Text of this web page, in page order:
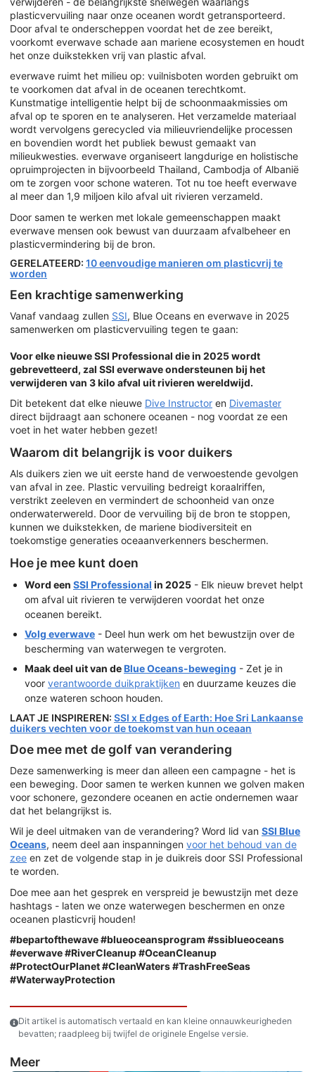
plasticvervuiling naar onze oceanen wordt getransporteerd.
Door afval te onderscheppen voordat het de zee bereikt,
voorkomt everwave schade aan mariene ecosystemen en houdt
het onze duikstekken vrij van plastic afval.
everwave ruimt het milieu op: vuilnisboten worden gebruikt om
te voorkomen dat afval in de oceanen terechtkomt.
Kunstmatige intelligentie helpt bij de schoonmaakmissies om
afval op te sporen en te analyseren. Het verzamelde materiaal
wordt vervolgens gerecycled via milieuvriendelijke processen
en bovendien wordt het publiek bewust gemaakt van
milieukwesties. everwave organiseert langdurige en holistische
opruimprojecten in bijvoorbeeld Thailand, Cambodja of Albanië
om te zorgen voor schone wateren. Tot nu toe heeft everwave
al meer dan 1,9 miljoen kilo afval uit rivieren verzameld.
Door samen te werken met lokale gemeenschappen maakt
everwave mensen ook bewust van duurzaam afvalbeheer en
plasticvermindering bij de bron.
GERELATEERD: 10 eenvoudige manieren om plasticvrij te
worden
Een krachtige samenwerking
Vanaf vandaag zullen SSI, Blue Oceans en everwave in 2025
samenwerken om plasticvervuiling tegen te gaan:
Voor elke nieuwe SSI Professional die in 2025 wordt
gebrevetteerd, zal SSI everwave ondersteunen bij het
verwijderen van 3 kilo afval uit rivieren wereldwijd.
Dit betekent dat elke nieuwe Dive Instructor en Divemaster
direct bijdraagt aan schonere oceanen - nog voordat ze een
voet in het water hebben gezet!
Waarom dit belangrijk is voor duikers
Als duikers zien we uit eerste hand de verwoestende gevolgen
van afval in zee. Plastic vervuiling bedreigt koraalriffen,
verstrikt zeeleven en vermindert de schoonheid van onze
onderwaterwereld. Door de vervuiling bij de bron te stoppen,
kunnen we duikstekken, de mariene biodiversiteit en
toekomstige generaties oceaanverkenners beschermen.
Hoe je mee kunt doen
Word een SSI Professional in 2025 - Elk nieuw brevet helpt
om afval uit rivieren te verwijderen voordat het onze
oceanen bereikt.
Volg everwave - Deel hun werk om het bewustzijn over de
bescherming van waterwegen te vergroten.
Maak deel uit van deBlue Oceans-beweging - Zet je in
voor verantwoorde duikpraktijken en duurzame keuzes die
onze wateren schoon houden.
LAAT JE INSPIREREN: SSI x Edges of Earth: Hoe Sri Lankaanse
duikers vechten voor de toekomst van hun oceaan
Doe mee met de golf van verandering
Deze samenwerking is meer dan alleen een campagne - het is
een beweging. Door samen te werken kunnen we golven maken
voor schonere, gezondere oceanen en actie ondernemen waar
dat het belangrijkst is.
Wil je deel uitmaken van de verandering? Word lid van SSI Blue
Oceans, neem deel aan inspanningen voor het behoud van de
zee en zet de volgende stap in je duikreis door SSI Professional
te worden.
Doe mee aan het gesprek en verspreid je bewustzijn met deze
hashtags - laten we onze waterwegen beschermen en onze
oceanen plasticvrij houden!
#bepartofthewave #blueoceansprogram #ssiblueoceans
#everwave #RiverCleanup #OceanCleanup
#ProtectOurPlanet #CleanWaters #TrashFreeSeas
#WaterwayProtection
Dit artikel is automatisch vertaald en kan kleine onnauwkeurigheden
bevatten; raadpleeg bij twijfel de originele Engelse versie.
Meer